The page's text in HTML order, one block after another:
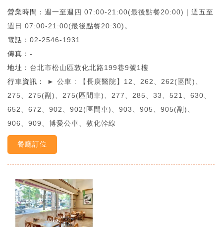
營業時間
週一至週四 07:00-21:00(最後點餐20:00)｜週五至
週日 07:00-21:00(最後點餐20:30)。
電話
02-2546-1931
傳真
-
地址
台北市松山區敦化北路199巷9號1樓
行車資訊
► 公車 : 【長庚醫院】12、262、262(區間)、
275、275(副)、275(區間車)、277、285、33、521、630、
652、672、902、902(區間車)、903、905、905(副)、
906、909、博愛公車、敦化幹線
餐廳訂位